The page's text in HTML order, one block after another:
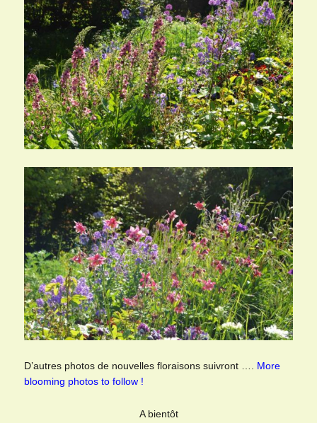
D’autres photos de nouvelles floraisons suivront …. More
blooming photos to follow !
A bientôt